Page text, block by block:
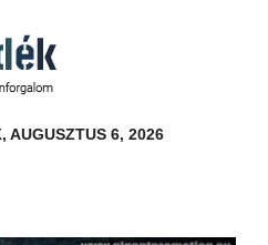
AUGUSZTUS 6, 2026